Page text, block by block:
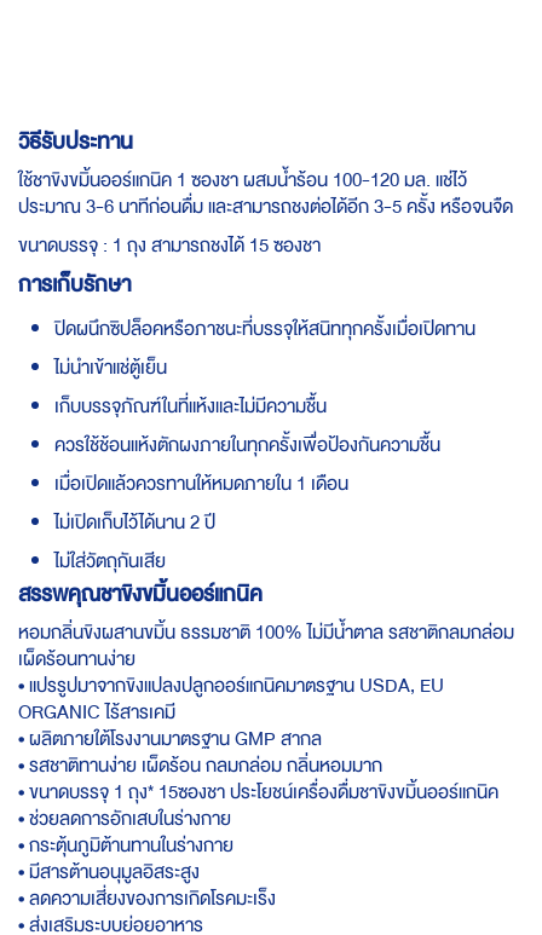
วิธีรับประทาน
ใช้ชาขิงขมิ้นออร์แก​นิค 1 ซองชา ​ผสมน้ำร้อน 100-120 มล. แช่ไว้
ประมาณ 3-6 นาทีก่อนดื่ม และสามารถชงต่อได้อีก 3-5 ครั้ง หรือจนจืด
ขนาดบรรจุ : 1 ถุง สามารถชงได้ 15 ซองชา
การเก็บรักษา
ปิดผนึกซิปล็อคหรือภาชนะที่บรรจุให้สนิททุกครั้งเมื่อเปิดทาน
ไม่นำเข้าแช่ตู้เย็น
เก็บบรรจุภัณฑ์ในที่แห้งและไม่มีความชื้น
ควรใช้ช้อนแห้งตักผงภายในทุกครั้งเพื่อป้องกันความชื้น
เมื่อเปิดแล้วควรทานให้หมดภายใน 1 เดือน
ไม่เปิดเก็บไว้ได้นาน 2 ปี
ไม่ใส่วัตถุกันเสีย
สรรพคุณชาขิงขมิ้นออร์แกนิค
หอมกลิ่นขิงผสานขมิ้น ธรรมชาติ 100% ไม่มีน้ำตาล รสชาติกลมกล่อม
เผ็ดร้อนทานง่าย
• แปรรูปมาจากขิงแปลงปลูกออร์แกนิคมาตรฐาน USDA, EU
ORGANIC ไร้สารเคมี
• ผลิตภายใต้โรงงานมาตรฐาน GMP สากล
• รสชาติทานง่าย เผ็ดร้อน กลมกล่อม กลิ่นหอมมาก
• ขนาดบรรจุ 1 ถุง* 15ซองชา ประโยชน์เครื่องดื่มชาขิงขมิ้นออร์แกนิค
• ช่วยลดการอักเสบในร่างกาย
• กระตุ้นภูมิต้านทานในร่างกาย
• มีสารต้านอนุมูลอิสระสูง
• ลดความเสี่ยงของการเกิดโรคมะเร็ง
• ส่งเสริมระบบย่อยอาหาร